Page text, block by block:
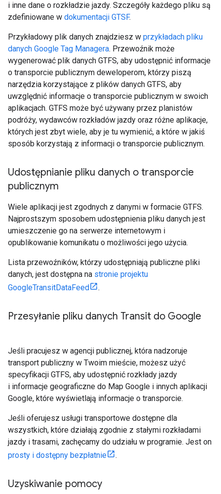
i inne dane o rozkładzie jazdy. Szczegóły każdego pliku są
zdefiniowane w dokumentacji GTSF.
Przykładowy plik danych znajdziesz w przykładach pliku
danych Google Tag Managera. Przewoźnik może
wygenerować plik danych GTFS, aby udostępnić informacje
o transporcie publicznym deweloperom, którzy piszą
narzędzia korzystające z plików danych GTFS, aby
uwzględnić informacje o transporcie publicznym w swoich
aplikacjach. GTFS może być używany przez planistów
podróży, wydawców rozkładów jazdy oraz różne aplikacje,
których jest zbyt wiele, aby je tu wymienić, a które w jakiś
sposób korzystają z informacji o transporcie publicznym.
Udostępnianie pliku danych o transporcie
publicznym
Wiele aplikacji jest zgodnych z danymi w formacie GTFS.
Najprostszym sposobem udostępnienia pliku danych jest
umieszczenie go na serwerze internetowym i
opublikowanie komunikatu o możliwości jego użycia.
Lista przewoźników, którzy udostępniają publiczne pliki
danych, jest dostępna na stronie projektu
GoogleTransitDataFeed
.
Przesyłanie pliku danych Transit do Google
Jeśli pracujesz w agencji publicznej, która nadzoruje
transport publiczny w Twoim mieście, możesz użyć
specyfikacji GTFS, aby udostępnić rozkłady jazdy
i informacje geograficzne do Map Google i innych aplikacji
Google, które wyświetlają informacje o transporcie.
Jeśli oferujesz usługi transportowe dostępne dla
wszystkich, które działają zgodnie z stałymi rozkładami
jazdy i trasami, zachęcamy do udziału w programie. Jest on
prosty i dostępny bezpłatnie
.
Uzyskiwanie pomocy